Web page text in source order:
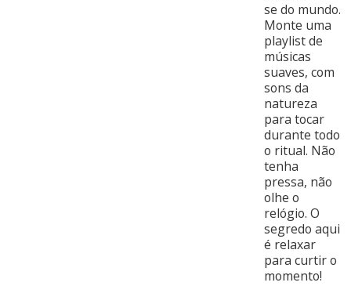
se do mundo.
Monte uma
playlist de
músicas
suaves, com
sons da
natureza
para tocar
durante todo
o ritual. Não
tenha
pressa, não
olhe o
relógio. O
segredo aqui
é relaxar
para curtir o
momento!